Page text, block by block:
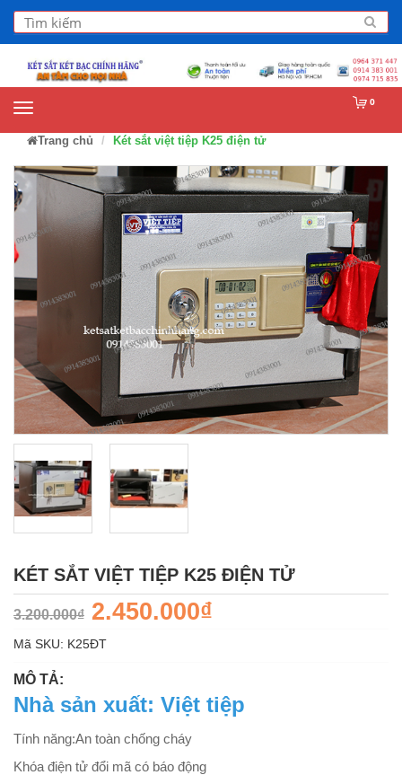
0
Trang chủ Két sắt việt tiệp K25 điện tử
KÉT SẮT VIỆT TIỆP K25 ĐIỆN TỬ
3.200.000₫ 2.450.000₫
Mã SKU: K25ĐT
MÔ TẢ:
Nhà sản xuất: Việt tiệp
Tính năng:An toàn chống cháy
Khóa điện tử đổi mã có báo động